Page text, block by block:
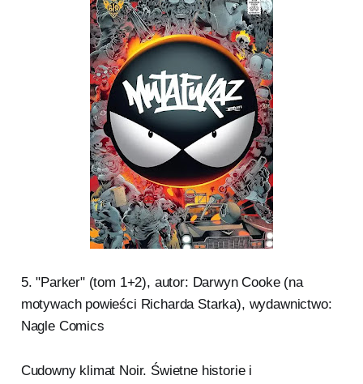
5. "Parker" (tom 1+2), autor: Darwyn Cooke (na
motywach powieści Richarda Starka), wydawnictwo:
Nagle Comics
Cudowny klimat Noir. Świetne historie i